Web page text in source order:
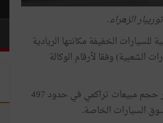
الزهراء.
الخفيفة مكانتها الريادية
الأولين لسنة 2019 (باستثناء السيارات الشعبية) وفقا لأرقام الوكالة
من خلال تسجيل 252 سيارة خلال شهر فيفري 2019، حققت شركة ألفا هيونداي موتور حجم مبيعات تراكمي في حدود 497